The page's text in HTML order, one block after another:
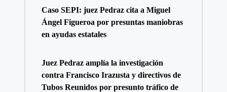
Caso SEPI: juez Pedraz cita a Miguel
Ángel Figueroa por presuntas maniobras
en ayudas estatales
Juez Pedraz amplía la investigación
contra Francisco Irazusta y directivos de
Tubos Reunidos por presunto tráfico de